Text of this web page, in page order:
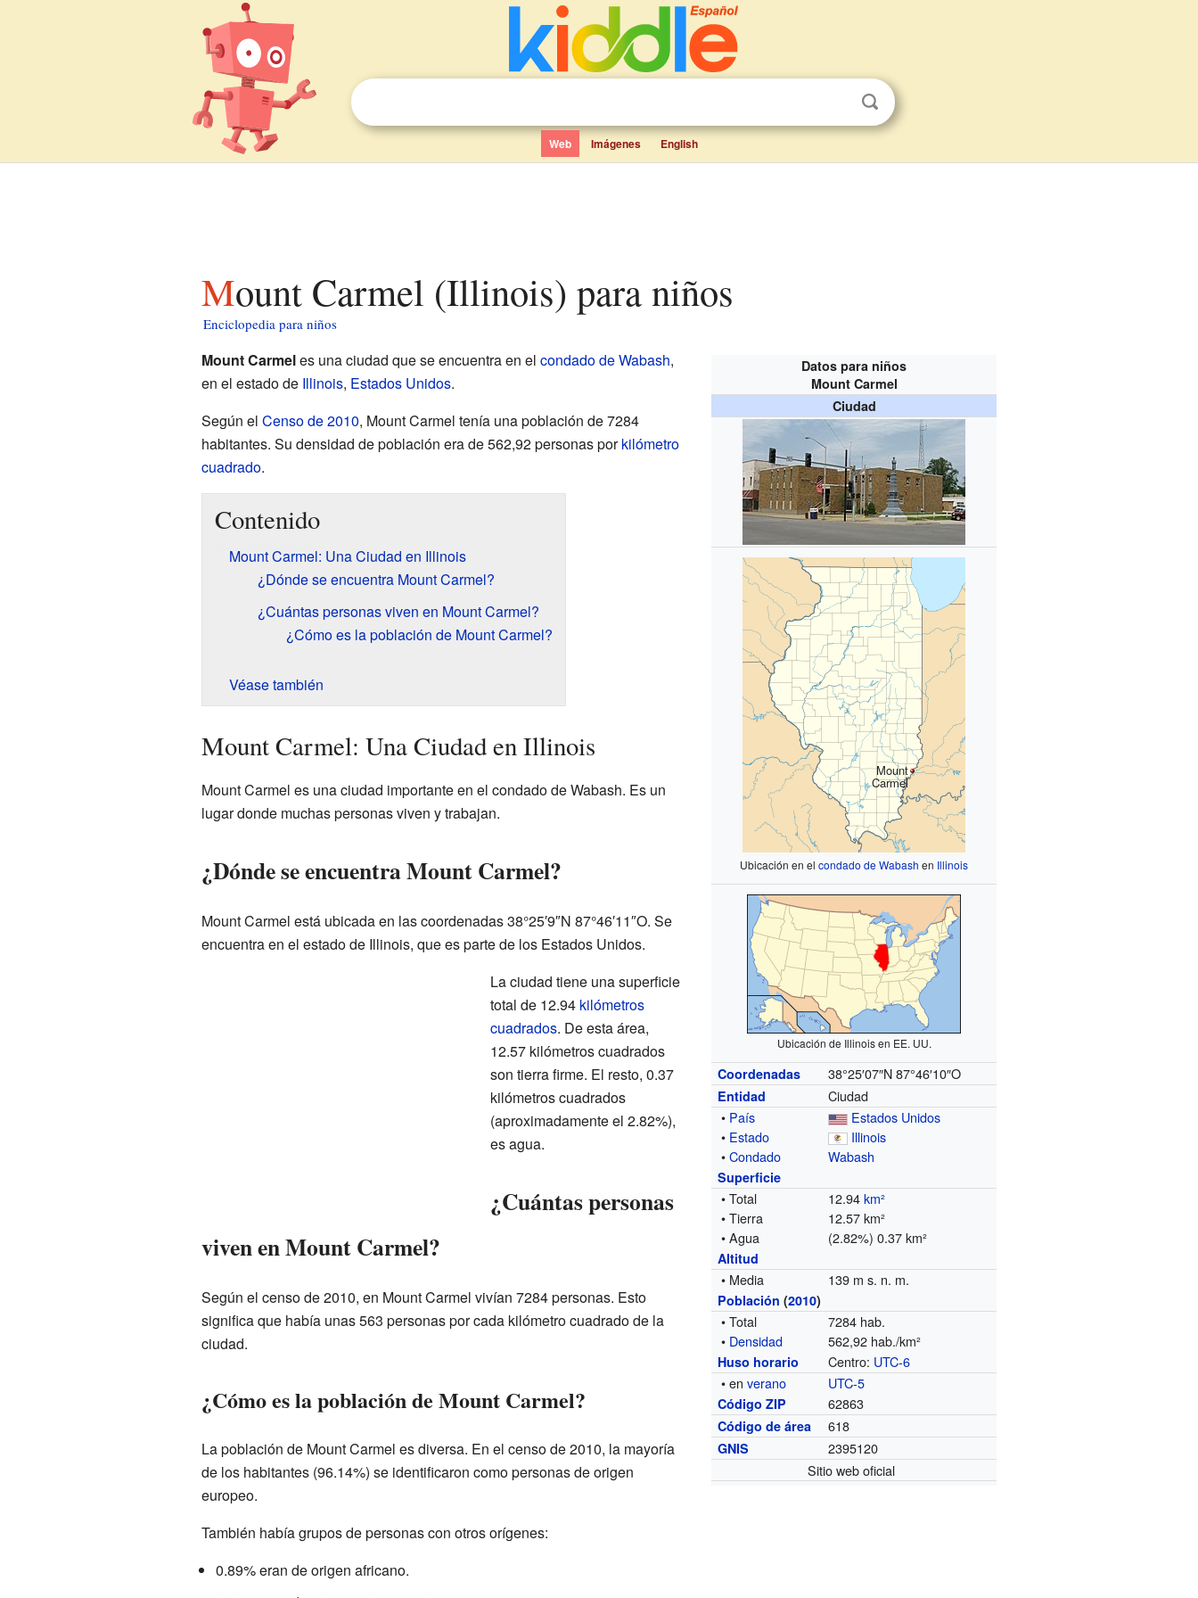
Web Imágenes English
Mount Carmel (Illinois) para niños
Enciclopedia para niños
Datos para niños
Mount Carmel
Ciudad
Mount
Carmel
Ubicación en elcondado de Wabash en Illinois
Ubicación de Illinois en EE. UU.
Coordenadas 38°25′07″N 87°46′10″O
Entidad
Ciudad
• País
Estados Unidos
• Estado
Illinois
•Condado Wabash
Superficie
• Total 12.94km²
• Tierra
12.57 km²
• Agua
(2.82%) 0.37 km²
Altitud
• Media 139 m s. n. m.
Población (2010)
• Total
7284 hab.
• Densidad 562,92 hab./km²
Huso horario Centro: UTC-6
• enverano UTC-5
Código ZIP 62863
Código de área 618
GNIS
2395120
Sitio web oficial
Mount Carmeles una ciudad que se encuentra en el condado de Wabash,
en el estado de Illinois, Estados Unidos.
Según el Censo de 2010, Mount Carmel tenía una población de 7284
habitantes. Su densidad de población era de 562,92 personas porkilómetro
cuadrado.
Contenido
Mount Carmel: Una Ciudad en Illinois
¿Dónde se encuentra Mount Carmel?
¿Cuántas personas viven en Mount Carmel?
¿Cómo es la población de Mount Carmel?
Véase también
Mount Carmel: Una Ciudad en Illinois
Mount Carmel es una ciudad importante en el condado de Wabash. Es un
lugar donde muchas personas viven y trabajan.
¿Dónde se encuentra Mount Carmel?
Mount Carmel está ubicada en las coordenadas 38°25′9″N 87°46′11″O. Se
encuentra en el estado de Illinois, que es parte de los Estados Unidos.
La ciudad tiene una superficie
total de 12.94 kilómetros
cuadrados. De esta área,
12.57 kilómetros cuadrados
son tierra firme. El resto, 0.37
kilómetros cuadrados
(aproximadamente el 2.82%),
es agua.
¿Cuántas personas
viven en Mount Carmel?
Según el censo de 2010, en Mount Carmel vivían 7284 personas. Esto
significa que había unas 563 personas por cada kilómetro cuadrado de la
ciudad.
¿Cómo es la población de Mount Carmel?
La población de Mount Carmel es diversa. En el censo de 2010, la mayoría
de los habitantes (96.14%) se identificaron como personas de origen
europeo.
También había grupos de personas con otros orígenes:
0.89% eran de origen africano.